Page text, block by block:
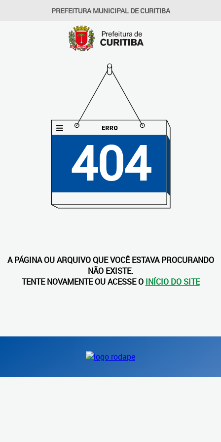
PREFEITURA MUNICIPAL DE CURITIBA
404
A PÁGINA OU ARQUIVO QUE VOCÊ ESTAVA PROCURANDO
NÃO EXISTE.
TENTE NOVAMENTE OU ACESSE O INÍCIO DO SITE